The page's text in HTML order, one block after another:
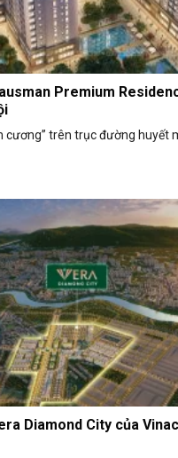
Premium
cương” trên trục đường huyết
Diamond City của